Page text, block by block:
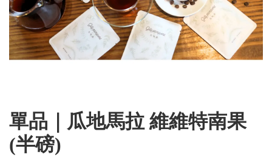
單品｜瓜地馬拉 維維特南果
(半磅)